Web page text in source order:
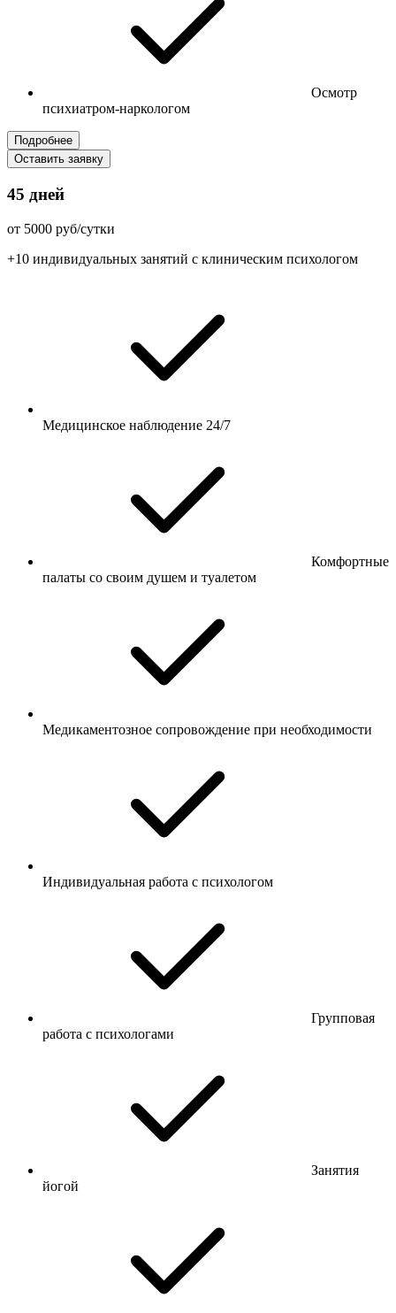
Осмотр
психиатром-наркологом
Подробнее
Оставить заявку
45 дней
от 5000 руб/сутки
+10 индивидуальных занятий с клиническим психологом
Медицинское наблюдение 24/7
Комфортные
палаты со своим душем и туалетом
Медикаментозное сопровождение при необходимости
Индивидуальная работа с психологом
Групповая
работа с психологами
Занятия
йогой